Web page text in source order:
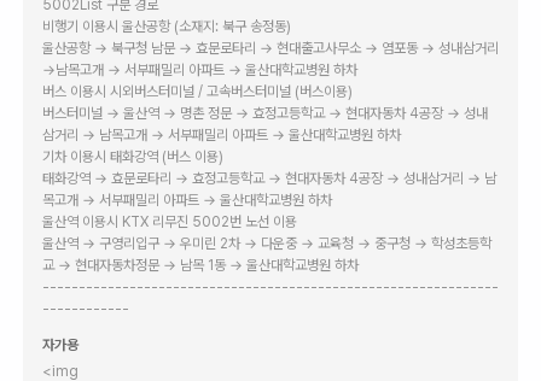
5002List 구분 경로
비행기 이용시 울산공항 (소재지: 북구 송정동)
울산공항 → 북구청 남문 → 효문로타리 → 현대출고사무소 → 염포동 → 성내삼거리
→남목고개 → 서부패밀리 아파트 → 울산대학교병원 하차
버스 이용시 시외버스터미널 / 고속버스터미널 (버스이용)
버스터미널 → 울산역 → 명촌 정문 → 효정고등학교 → 현대자동차 4공장 → 성내
삼거리 → 남목고개 → 서부패밀리 아파트 → 울산대학교병원 하차
기차 이용시 태화강역 (버스 이용)
태화강역 → 효문로타리 → 효정고등학교 → 현대자동차 4공장 → 성내삼거리 → 남
목고개 → 서부패밀리 아파트 → 울산대학교병원 하차
울산역 이용시 KTX 리무진 5002번 노선 이용
울산역 → 구영리입구 → 우미린 2차 → 다운중 → 교육청 → 중구청 → 학성초등학
교 → 현대자동차정문 → 남목 1동 → 울산대학교병원 하차
---------------------------------------------------------------
------------
자가용
<img